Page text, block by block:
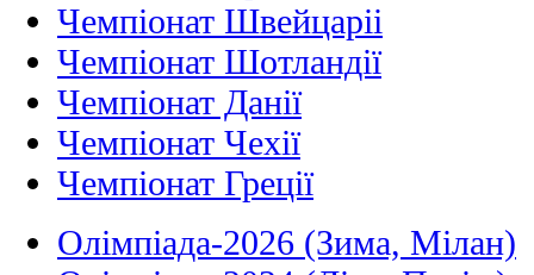
Чемпіонат Швейцаріі
Чемпіонат Шотландії
Чемпіонат Данії
Чемпіонат Чехії
Чемпіонат Греції
Олімпіада-2026 (Зима, Мілан)